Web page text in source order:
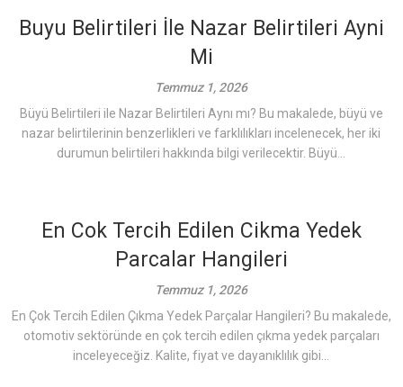
Buyu Belirtileri İle Nazar Belirtileri Ayni
Mi
Temmuz 1, 2026
Büyü Belirtileri ile Nazar Belirtileri Aynı mı? Bu makalede, büyü ve
nazar belirtilerinin benzerlikleri ve farklılıkları incelenecek, her iki
durumun belirtileri hakkında bilgi verilecektir. Büyü...
En Cok Tercih Edilen Cikma Yedek
Parcalar Hangileri
Temmuz 1, 2026
En Çok Tercih Edilen Çıkma Yedek Parçalar Hangileri? Bu makalede,
otomotiv sektöründe en çok tercih edilen çıkma yedek parçaları
inceleyeceğiz. Kalite, fiyat ve dayanıklılık gibi...